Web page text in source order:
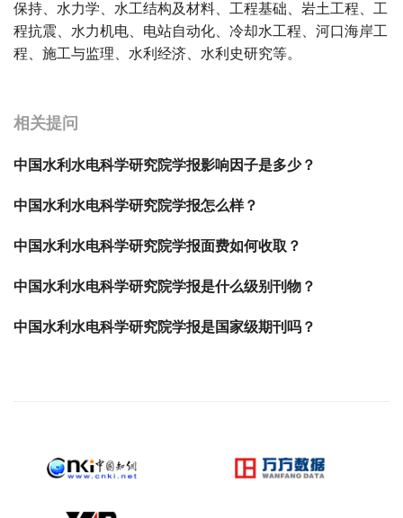
保持、水力学、水工结构及材料、工程基础、岩土工程、工
程抗震、水力机电、电站自动化、冷却水工程、河口海岸工
程、施工与监理、水利经济、水利史研究等。
相关提问
中国水利水电科学研究院学报影响因子是多少？
中国水利水电科学研究院学报怎么样？
中国水利水电科学研究院学报面费如何收取？
中国水利水电科学研究院学报是什么级别刊物？
中国水利水电科学研究院学报是国家级期刊吗？